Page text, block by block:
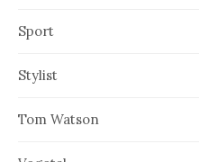
Sport
Stylist
Tom Watson